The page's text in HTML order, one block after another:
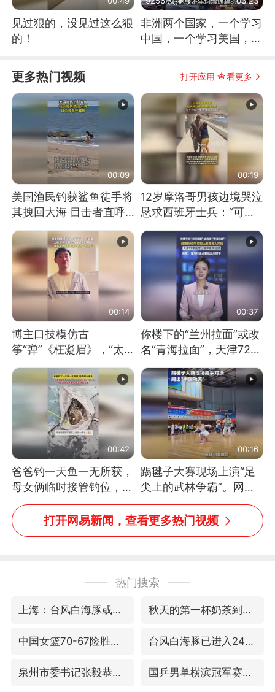
见过狠的，没见过这么狠
的！
非洲两个国家，一个学习
中国，一个学习美国，结
更多热门视频 打开应用 查看更多
00:09
美国渔民钓获鲨鱼徒手将
其拽回大海 目击者直呼
消息）
00:19
12岁摩洛哥男孩边境哭泣
恳求西班牙士兵：“可不
00:14
博主口技模仿古
筝“弹”《枉凝眉》，“太
吗？”“或将成为首位考级
不带古筝的选手。”（来
源：新华每日电讯）
00:37
你楼下的“兰州拉面”或改
名“青海拉面”，天津72家
00:42
爸爸钓一天鱼一无所获，
母女俩临时接管钓位，用
玩具鱼竿钓上大鱼
00:16
踢毽子大赛现场上演“足
尖上的武林争霸”。网
友：这哪是踢毽子，分明
是武侠片现场！#睡个好
打开网易新闻，查看更多热门视频
热门搜索
上海：台风白海豚或将带来龙卷风 秋天的第一杯奶茶到底有多火
中国女篮70-67险胜尼日利亚女篮 台风白海豚已进入24小时警戒线
泉州市委书记张毅恭被查 国乒男单横滨冠军赛全军覆没